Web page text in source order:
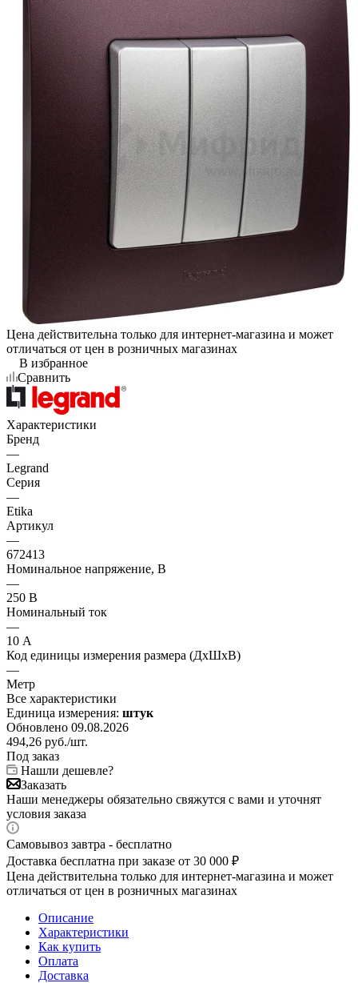
Цена действительна только для интернет-магазина и может
отличаться от цен в розничных магазинах
В избранное
Сравнить
Характеристики
Бренд
—
Legrand
Серия
—
Etika
Артикул
—
672413
Номинальное напряжение, В
—
250 В
Номинальный ток
—
10 А
Код единицы измерения размера (ДхШхВ)
—
Метр
Все характеристики
Единица измерения: штук
Обновлено 09.08.2026
494,26 руб./шт.
Под заказ
Нашли дешевле?
Заказать
Наши менеджеры обязательно свяжутся с вами и уточнят
условия заказа
Самовывоз завтра - бесплатно
Доставка бесплатна при заказе от 30 000 ₽
Цена действительна только для интернет-магазина и может
отличаться от цен в розничных магазинах
Описание
Характеристики
Как купить
Оплата
Доставка